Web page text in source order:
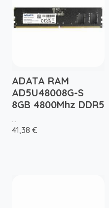
ADATA RAM
AD5U48008G-S
8GB 4800Mhz DDR5
...
41,38 €